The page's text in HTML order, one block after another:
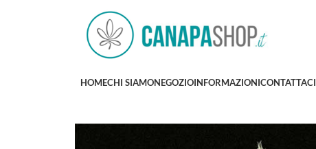
HOMECHI SIAMONEGOZIOINFORMAZIONICONTATTACI